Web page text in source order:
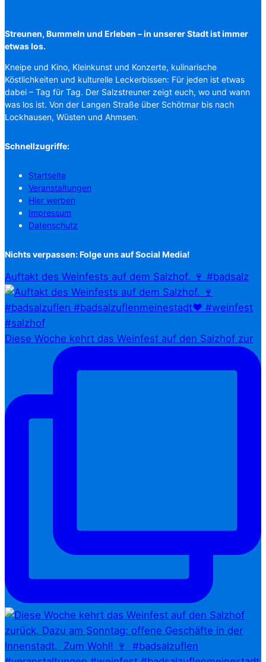
Streunen, Bummeln und Erleben – in unserer Stadt ist immer
etwas los.
Kneipe und Kino, Kleinkunst und Konzerte, kulinarische
Köstlichkeiten und kulturelle Leckerbissen: Für jeden ist etwas
dabei – Tag für Tag. Der Salzstreuner zeigt euch, wo und wann
was los ist. Von der Langen Straße über Schötmar bis nach
Lockhausen, Wüsten und Ahmsen.
Schnellzugriffe:
Startseite
Veranstaltungen
Hier werben
Impressum
Datenschutz
Nichts verpassen: Folge uns auf Social Media!
Auftakt des Weinfests auf dem Salzhof. 🍷 #badsalz
Diese Woche kehrt das Weinfest auf den Salzhof zur